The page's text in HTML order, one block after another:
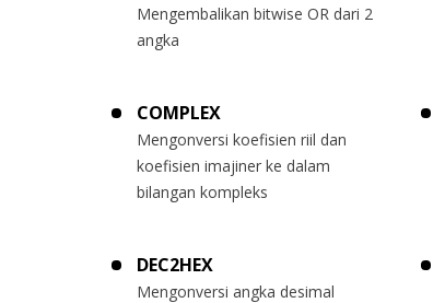
Mengembalikan bitwise OR dari 2
angka
COMPLEX
Mengonversi koefisien riil dan
koefisien imajiner ke dalam
bilangan kompleks
DEC2HEX
Mengonversi angka desimal